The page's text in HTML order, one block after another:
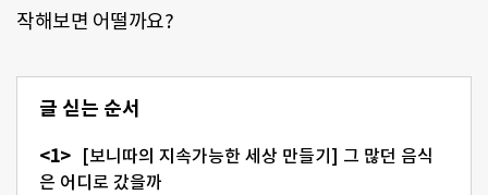
작해보면 어떨까요?
글 싣는 순서
[보니따의 지속가능한 세상 만들기] 그 많던 음식
은 어디로 갔을까